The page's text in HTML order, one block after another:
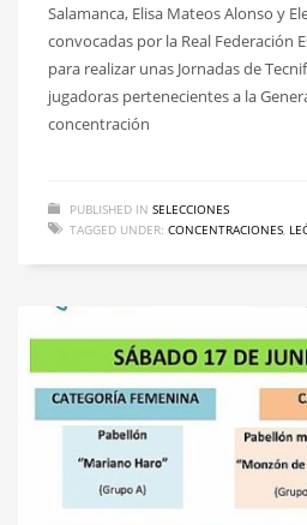
Salamanca, Elisa Mateos Alonso y
convocadas por la Real Federación
para realizar unas Jornadas de
jugadoras pertenecientes a la
concentración
PUBLISHED IN SELECCIONES
TAGGED UNDER: CONCENTRACIONES